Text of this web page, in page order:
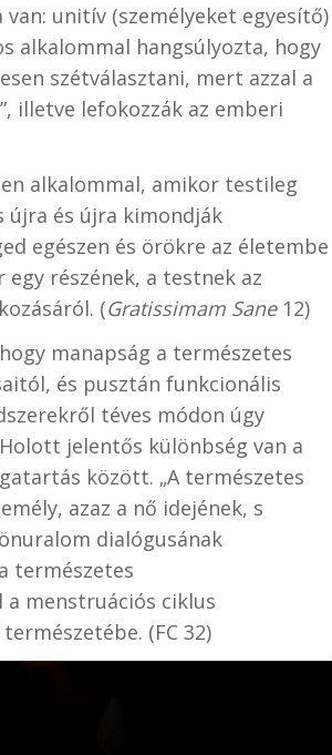
unitív (személyeket egyesítő)
alkalommal hangsúlyozta, hogy
szétválasztani, mert azzal a
illetve lefokozzák az emberi
alkalommal, amikor testileg
újra és újra kimondják
egészen és örökre az életembe
részének, a testnek az
(Gratissimam Sane12)
manapság a természetes
és pusztán funkcionális
téves módon úgy
jelentős különbség van a
között. „A természetes
azaz a nő idejének, s
dialógusának
természetes
a menstruációs ciklus
(FC 32)